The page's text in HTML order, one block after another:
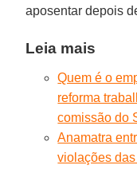
aposentar depois
Leia mais
Quem é o
reforma
comissão do
Anamatra
violações das